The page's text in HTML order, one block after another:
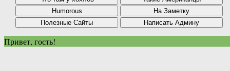
Привет, гость!